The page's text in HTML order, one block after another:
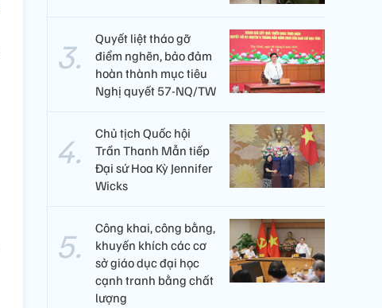
Quyết liệt tháo gỡ
điểm nghẽn, bảo đảm
hoàn thành mục tiêu
Nghị quyết 57-NQ/TW
Chủ tịch Quốc hội
Trần Thanh Mẫn tiếp
Đại sứ Hoa Kỳ Jennifer
Wicks
Công khai, công bằng,
khuyến khích các cơ
sở giáo dục đại học
cạnh tranh bằng chất
lượng​